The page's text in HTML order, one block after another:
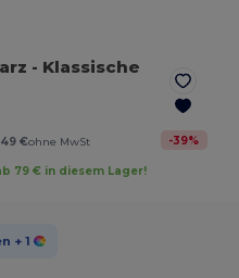
- Klassische
€ohne MwSt -39%
79 € in diesem Lager!
+ 1